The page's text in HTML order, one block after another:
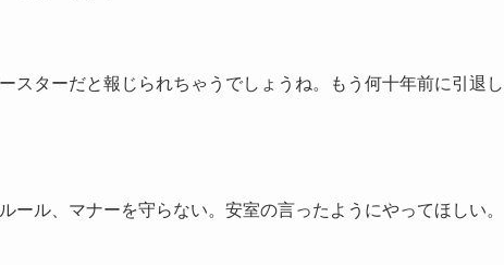
スターだと報じられちゃうでしょうね。もう何十年前に引退し
ール、マナーを守らない。安室の言ったようにやってほしい。